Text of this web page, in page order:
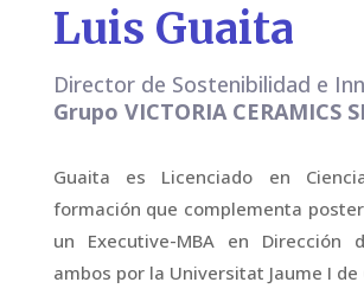
Luis Guaita
Director de Sostenibilidad e
Grupo VICTORIA CERAMICS
Guaita es Licenciado en
formación que complementa
un Executive-MBA en Dirección
ambos por la Universitat Jaume I de